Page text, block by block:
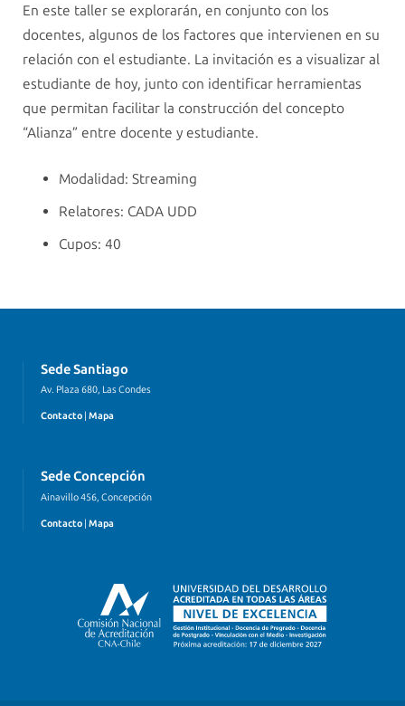
En este taller se explorarán, en conjunto con los
docentes, algunos de los factores que intervienen en su
relación con el estudiante. La invitación es a visualizar al
estudiante de hoy, junto con identificar herramientas
que permitan facilitar la construcción del concepto
“Alianza” entre docente y estudiante.
Modalidad: Streaming
Relatores: CADA UDD
Cupos: 40
Sede Santiago
Av. Plaza 680, Las Condes
Contacto Mapa
Sede Concepción
Ainavillo 456, Concepción
Contacto | Mapa